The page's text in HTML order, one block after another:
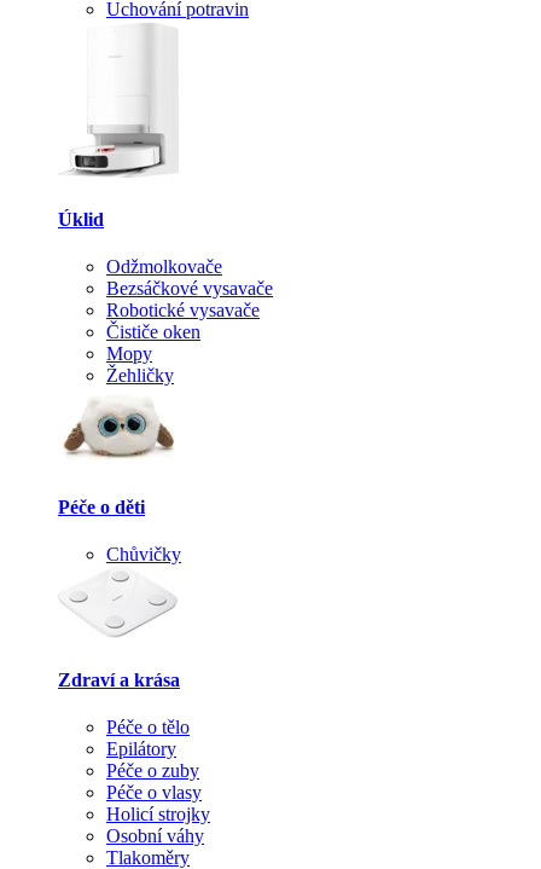
Uchování potravin
Úklid
Odžmolkovače
Bezsáčkové vysavače
Robotické vysavače
Čističe oken
Mopy
Žehličky
Péče o děti
Chůvičky
Zdraví a krása
Péče o tělo
Epilátory
Péče o zuby
Péče o vlasy
Holicí strojky
Osobní váhy
Tlakoměry